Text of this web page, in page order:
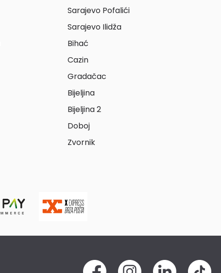
Sarajevo Pofalići
Sarajevo Ilidža
Bihać
Cazin
Gradačac
Bijeljina
Bijeljina 2
Doboj
Zvornik